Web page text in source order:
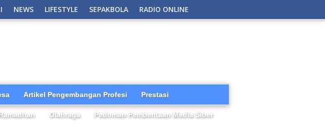
NEWS LIFESTYLE SEPAKBOLA RADIO ONLINE
Artikel Pengembangan Profesi Prestasi
Olahraga Pedoman Pemberitaan Media Siber